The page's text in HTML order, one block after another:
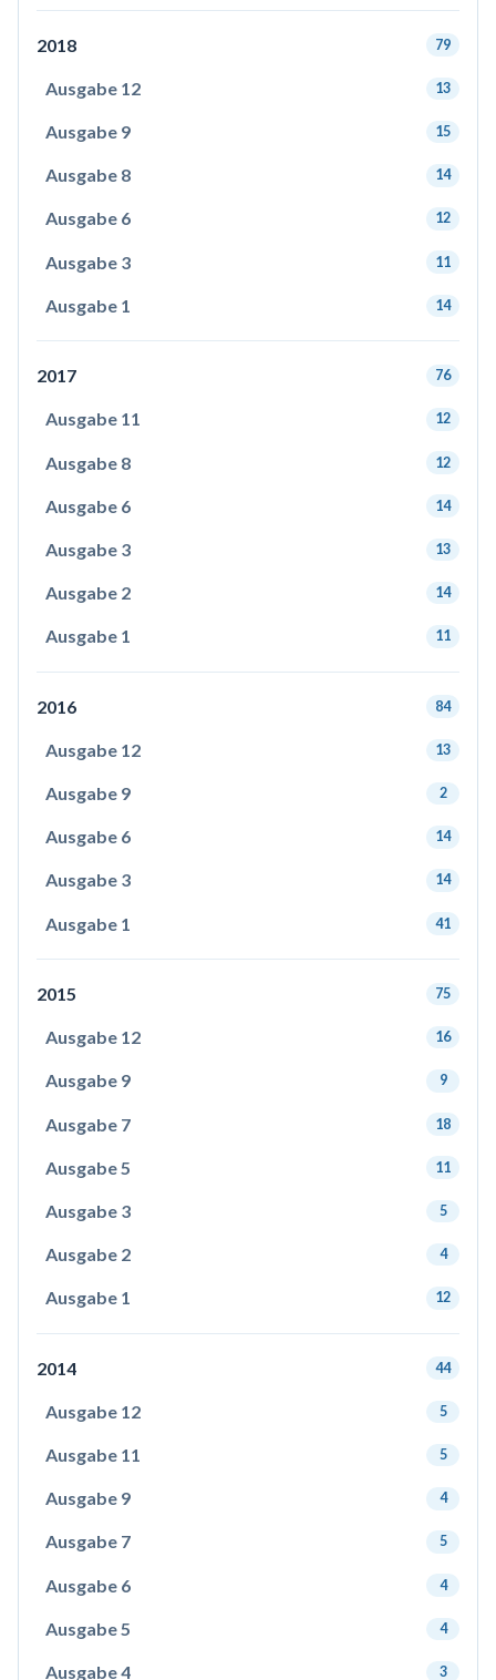
2018 79
Ausgabe 12 13
Ausgabe 9 15
Ausgabe 8 14
Ausgabe 6 12
Ausgabe 3 11
Ausgabe 1 14
2017 76
Ausgabe 11 12
Ausgabe 8 12
Ausgabe 6 14
Ausgabe 3 13
Ausgabe 2 14
Ausgabe 1 11
2016 84
Ausgabe 12 13
Ausgabe 9 2
Ausgabe 6 14
Ausgabe 3 14
Ausgabe 1 41
2015 75
Ausgabe 12 16
Ausgabe 9 9
Ausgabe 7 18
Ausgabe 5 11
Ausgabe 3 5
Ausgabe 2 4
Ausgabe 1 12
2014 44
Ausgabe 12 5
Ausgabe 11 5
Ausgabe 9 4
Ausgabe 7 5
Ausgabe 6 4
Ausgabe 5 4
Ausgabe 4 3